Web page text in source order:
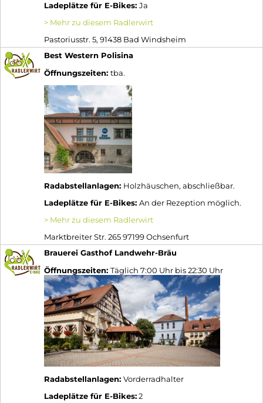
Ladeplätze für E-Bikes: Ja
> Mehr zu diesem Radlerwirt
Pastoriusstr. 5, 91438 Bad Windsheim
Best Western Polisina
Öffnungszeiten: tba.
Radabstellanlagen: Holzhäuschen, abschließbar.
Ladeplätze für E-Bikes: An der Rezeption möglich.
> Mehr zu diesem Radlerwirt
Marktbreiter Str. 265 97199 Ochsenfurt
Brauerei Gasthof Landwehr-Bräu
Öffnungszeiten: Täglich 7:00 Uhr bis 22:30 Uhr
Radabstellanlagen: Vorderradhalter
Ladeplätze für E-Bikes:2